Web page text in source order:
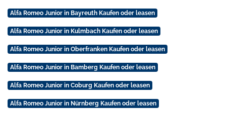
Alfa Romeo Junior in Bayreuth Kaufen oder leasen
Alfa Romeo Junior in Kulmbach Kaufen oder leasen
Alfa Romeo Junior in Oberfranken Kaufen oder leasen
Alfa Romeo Junior in Bamberg Kaufen oder leasen
Alfa Romeo Junior in Coburg Kaufen oder leasen
Alfa Romeo Junior in Nürnberg Kaufen oder leasen